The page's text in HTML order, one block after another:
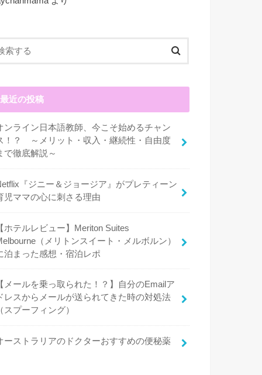
最近の投稿
ンライン日本語教師、今こそ始めるチャン
！？ ～メリット・収入・継続性・自由度
で徹底解説～
『ジニー＆ジョージア』がプレティーン
児ママの心に刺さる理由
【ホテルレビュー】Meriton Suites
（メリトンスイート・メルボルン）
泊まった感想・宿泊レポ
【メールを乗っ取られた！？】自分のEmailア
レスからメールが送られてきた時の対処法
（スプーフィング）
ーストラリアのドクターおすすめの便秘薬